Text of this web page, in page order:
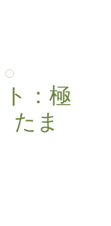
：極
たま